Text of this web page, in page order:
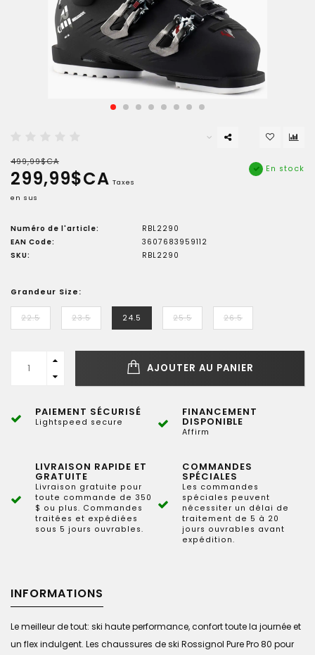
499,99$CA
299,99$CA Taxes
en sus
En stock
Numéro de l'article:
RBL2290
EAN Code:
3607683959112
SKU:
RBL2290
Grandeur Size:
22.5 23.5 24.5 25.5 26.5
AJOUTER AU PANIER
PAIEMENT SÉCURISÉ
Lightspeed secure
FINANCEMENT
DISPONIBLE
Affirm
LIVRAISON RAPIDE ET
GRATUITE
Livraison gratuite pour
toute commande de 350
$ ou plus. Commandes
traitées et expédiées
sous 5 jours ouvrables.
COMMANDES
SPÉCIALES
Les commandes
spéciales peuvent
nécessiter un délai de
traitement de 5 à 20
jours ouvrables avant
expédition.
INFORMATIONS
Le meilleur de tout: ski haute performance, confort toute la journée et
un flex indulgent. Les chaussures de ski Rossignol Pure Pro 80 pour